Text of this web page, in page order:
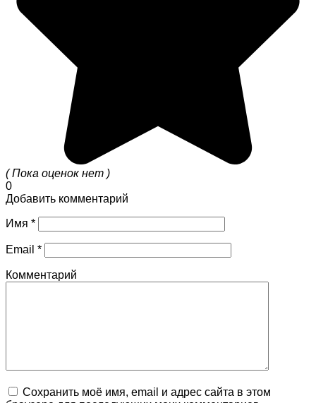
( Пока оценок нет )
0
Добавить комментарий
Имя *
Email *
Комментарий
Сохранить моё имя, email и адрес сайта в этом